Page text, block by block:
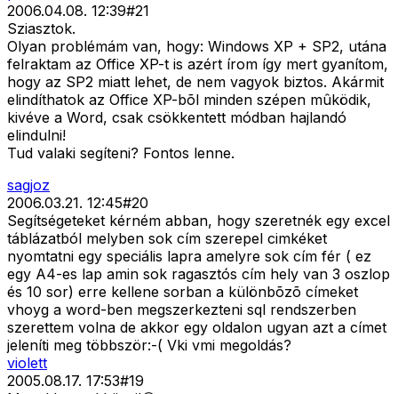
2006.04.08. 12:39#21
Sziasztok.
Olyan problémám van, hogy: Windows XP + SP2, utána
felraktam az Office XP-t is azért írom így mert gyanítom,
hogy az SP2 miatt lehet, de nem vagyok biztos. Akármit
elindíthatok az Office XP-bõl minden szépen mûködik,
kivéve a Word, csak csökkentett módban hajlandó
elindulni!
Tud valaki segíteni? Fontos lenne.
sagjoz
2006.03.21. 12:45#20
Segítségeteket kérném abban, hogy szeretnék egy excel
táblázatból melyben sok cím szerepel cimkéket
nyomtatni egy speciális lapra amelyre sok cím fér ( ez
egy A4-es lap amin sok ragasztós cím hely van 3 oszlop
és 10 sor) erre kellene sorban a különbõzõ címeket
vhoyg a word-ben megszerkezteni sql rendszerben
szerettem volna de akkor egy oldalon ugyan azt a címet
jeleníti meg többször:-( Vki vmi megoldás?
violett
2005.08.17. 17:53#19